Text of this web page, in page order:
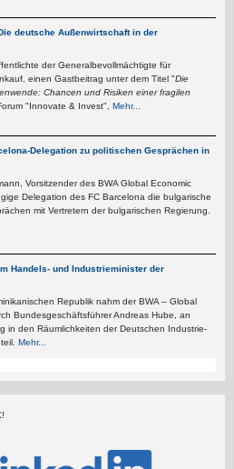
deutsche Außenwirtschaft in der
der Generalbevollmächtigte für
einen Gastbeitrag unter dem Titel "Die
Chancen und Risiken einer fragilen
"Innovate & Invest", Mehr...
Delegation zu politischen Gesprächen in
Vorsitzender des BWA Global Economic
Delegation des FC Barcelona die bulgarische
mit Vertretern der bulgarischen Regierung.
Handels- und Industrieminister der
Republik nahm der BWA – Global
Bundesgeschäftsführer Andreas Hube, an
in den Räumlichkeiten der Deutschen Industrie-
Mehr...